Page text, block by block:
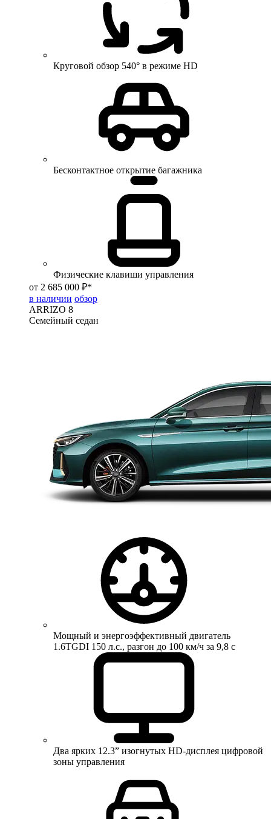
Круговой обзор 540° в режиме HD
Бесконтактное открытие багажника
Физические клавиши управления
от 2 685 000 ₽*
в наличии обзор
ARRIZO 8
Семейный седан
Мощный и энергоэффективный двигатель
1.6TGDI 150 л.с., разгон до 100 км/ч за 9,8 с
Два ярких 12.3” изогнутых HD-дисплея цифровой
зоны управления